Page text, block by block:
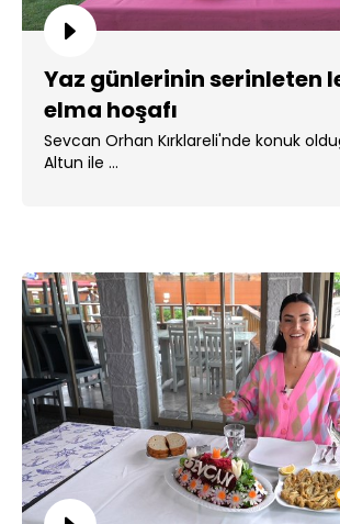
Yaz günlerinin serinleten
elma hoşafı
Sevcan Orhan Kırklareli'nde konuk
Altun ile ...